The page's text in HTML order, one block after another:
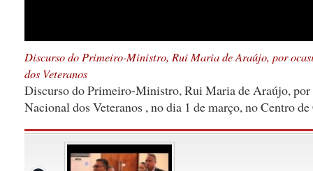
Discurso do Primeiro-Ministro, Rui Maria de Araújo, por
dos Veteranos
Discurso do Primeiro-Ministro, Rui Maria de Araújo, por
Nacional dos Veteranos , no dia 1 de março, no Centro